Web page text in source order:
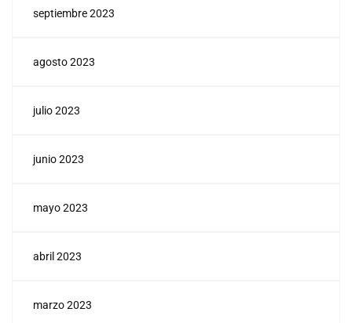
septiembre 2023
agosto 2023
julio 2023
junio 2023
mayo 2023
abril 2023
marzo 2023